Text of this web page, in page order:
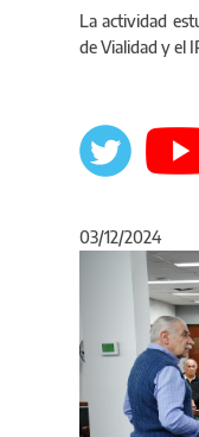
La actividad
de Vialidad y el
03/12/2024